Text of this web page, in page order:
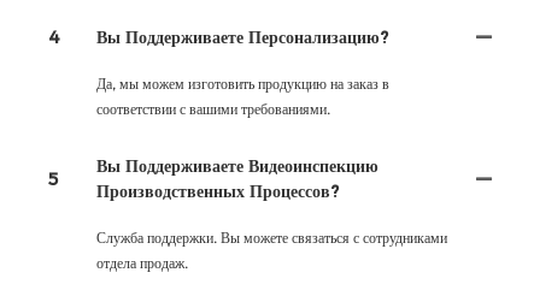
4 Вы Поддерживаете Персонализацию?
Да, мы можем изготовить продукцию на заказ в
соответствии с вашими требованиями.
5
Вы Поддерживаете Видеоинспекцию
Производственных Процессов?
Служба поддержки. Вы можете связаться с сотрудниками
отдела продаж.